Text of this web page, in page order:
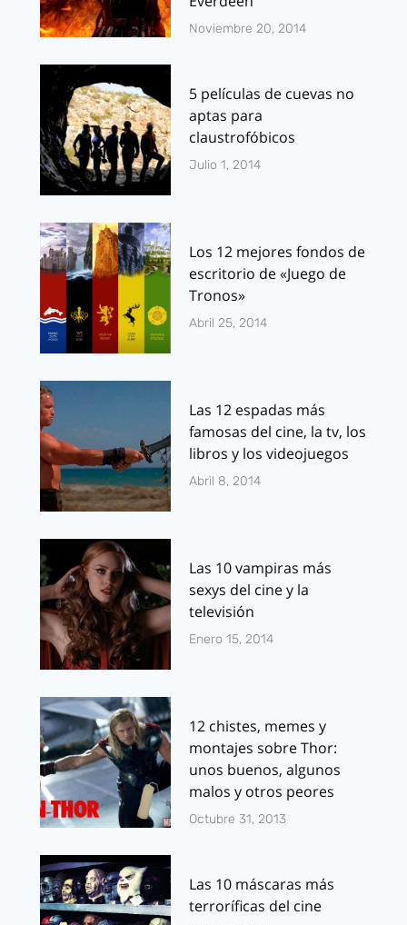
Noviembre 20, 2014
5 películas de cuevas no
aptas para
claustrofóbicos
Julio 1, 2014
Los 12 mejores fondos de
escritorio de «Juego de
Tronos»
Abril 25, 2014
Las 12 espadas más
famosas del cine, la tv, los
libros y los videojuegos
Abril 8, 2014
Las 10 vampiras más
sexys del cine y la
televisión
Enero 15, 2014
12 chistes, memes y
montajes sobre Thor:
unos buenos, algunos
malos y otros peores
Octubre 31, 2013
Las 10 máscaras más
terroríficas del cine